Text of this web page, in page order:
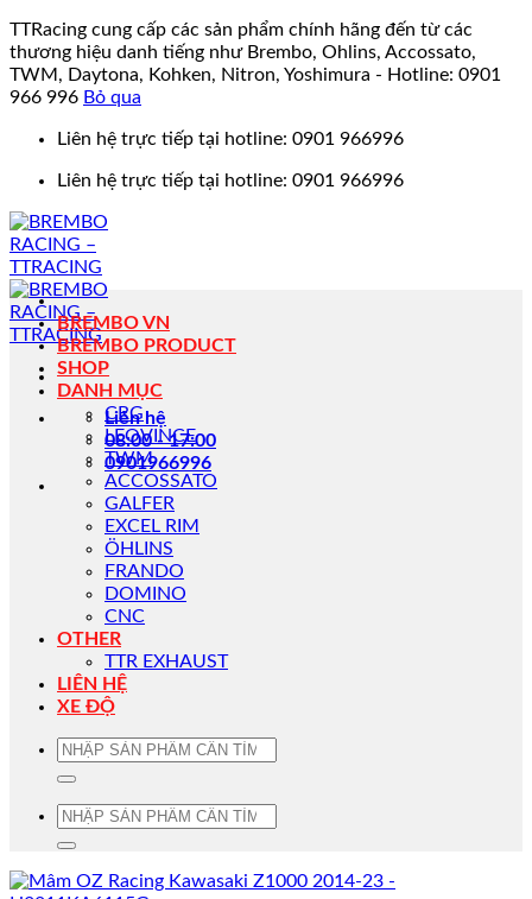
TTRacing cung cấp các sản phẩm chính hãng đến từ các
thương hiệu danh tiếng như Brembo, Ohlins, Accossato,
TWM, Daytona, Kohken, Nitron, Yoshimura - Hotline: 0901
966 996 Bỏ qua
Liên hệ trực tiếp tại hotline: 0901 966996
Liên hệ trực tiếp tại hotline: 0901 966996
Liên hệ
08:00 - 17:00
0901966996
BREMBO VN
BREMBO PRODUCT
SHOP
DANH MỤC
CRG
LEOVINCE
TWM
ACCOSSATO
GALFER
EXCEL RIM
ÖHLINS
FRANDO
DOMINO
CNC
OTHER
TTR EXHAUST
LIÊN HỆ
XE ĐỘ
Tìm
Tìm